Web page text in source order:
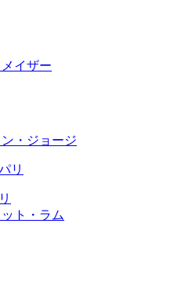
イザー
・ジョージ
ト・ラム